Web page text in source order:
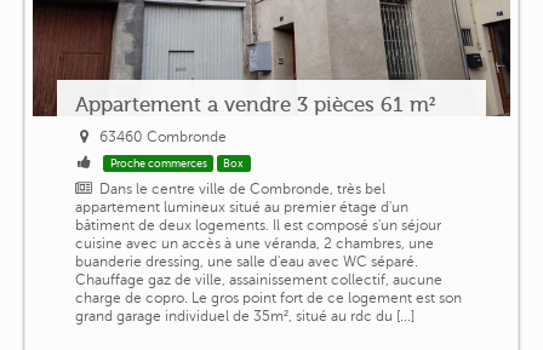
Appartement a vendre 3 pièces 61 m²
63460 Combronde
Proche commerces Box
Dans le centre ville de Combronde, très bel
appartement lumineux situé au premier étage d'un
bâtiment de deux logements. Il est composé s'un séjour
cuisine avec un accès à une véranda, 2 chambres, une
buanderie dressing, une salle d'eau avec WC séparé.
Chauffage gaz de ville, assainissement collectif, aucune
charge de copro. Le gros point fort de ce logement est son
grand garage individuel de 35m², situé au rdc du [...]